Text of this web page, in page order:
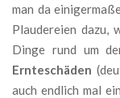
man da
Plaudereien dazu,
Dinge rund um
Ernteschäden
auch endlich mal